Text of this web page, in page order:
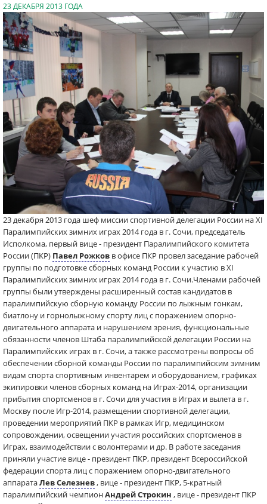
23 ДЕКАБРЯ 2013 ГОДА
23 декабря 2013 года шеф миссии спортивной делегации России на XI
Паралимпийских зимних играх 2014 года в г. Сочи, председатель
Исполкома, первый вице - президент Паралимпийского комитета
России (ПКР) Павел Рожков в офисе ПКР провел заседание рабочей
группы по подготовке сборных команд России к участию в XI
Паралимпийских зимних играх 2014 года в г. Сочи.Членами рабочей
группы были утверждены расширенный состав кандидатов в
паралимпийскую сборную команду России по лыжным гонкам,
биатлону и горнолыжному спорту лиц с поражением опорно-
двигательного аппарата и нарушением зрения, функциональные
обязанности членов Штаба паралимпийской делегации России на
Паралимпийских играх в г. Сочи, а также рассмотрены вопросы об
обеспечении сборной команды России по паралимпийским зимним
видам спорта спортивным инвентарем и оборудованием, графиках
экипировки членов сборных команд на Играх-2014, организации
прибытия спортсменов в г. Сочи для участия в Играх и вылета в г.
Москву после Игр-2014, размещении спортивной делегации,
проведении мероприятий ПКР в рамках Игр, медицинском
сопровождении, освещении участия российских спортсменов в
Играх, взаимодействии с волонтерами и др. В работе заседания
приняли участие вице - президент ПКР, президент Всероссийской
федерации спорта лиц с поражением опорно-двигательного
аппаратаЛев Селезнев, вице - президент ПКР, 5-кратный
паралимпийский чемпионАндрей Строкин , вице - президент ПКР